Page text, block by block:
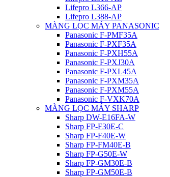
Lifepro L366-AP
Lifepro L388-AP
MÀNG LỌC MÁY PANASONIC
Panasonic F-PMF35A
Panasonic F-PXF35A
Panasonic F-PXH55A
Panasonic F-PXJ30A
Panasonic F-PXL45A
Panasonic F-PXM35A
Panasonic F-PXM55A
Panasonic F-VXK70A
MÀNG LỌC MÁY SHARP
Sharp DW-E16FA-W
Sharp FP-F30E-C
Sharp FP-F40E-W
Sharp FP-FM40E-B
Sharp FP-G50E-W
Sharp FP-GM30E-B
Sharp FP-GM50E-B